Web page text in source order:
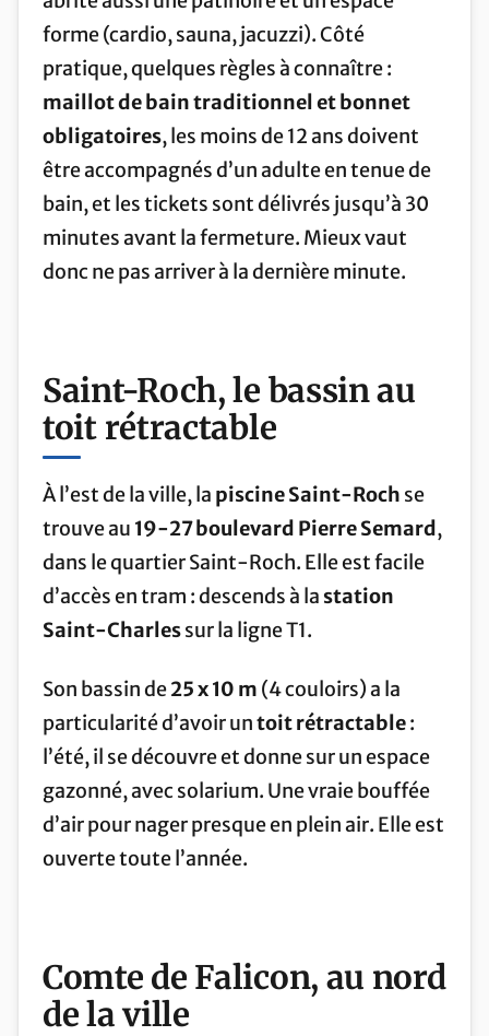
forme (cardio, sauna, jacuzzi). Côté
pratique, quelques règles à connaître :
maillot de bain traditionnel et bonnet
obligatoires, les moins de 12 ans doivent
être accompagnés d’un adulte en tenue de
bain, et les tickets sont délivrés jusqu’à 30
minutes avant la fermeture. Mieux vaut
donc ne pas arriver à la dernière minute.
Saint-Roch, le bassin au
toit rétractable
À l’est de la ville, la piscine Saint-Roch se
trouve au 19-27 boulevard Pierre Semard,
dans le quartier Saint-Roch. Elle est facile
d’accès en tram : descends à lastation
Saint-Charlessur la ligne T1.
Son bassin de25 x 10 m (4 couloirs) a la
particularité d’avoir untoit rétractable:
l’été, il se découvre et donne sur un espace
gazonné, avec solarium. Une vraie bouffée
d’air pour nager presque en plein air. Elle est
ouverte toute l’année.
Comte de Falicon, au nord
de la ville